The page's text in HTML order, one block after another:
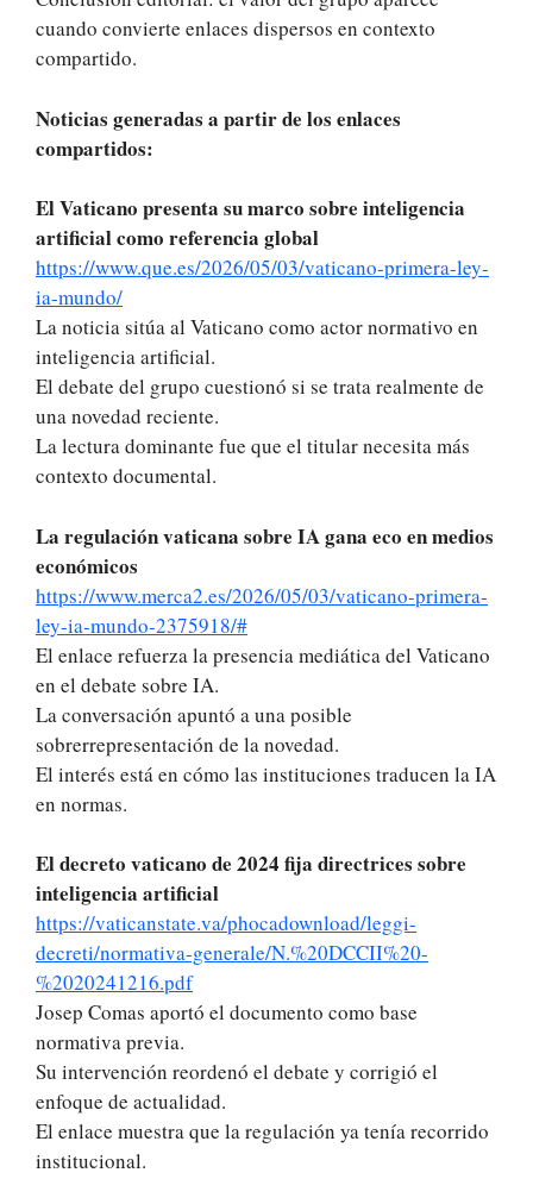
cuando convierte enlaces dispersos en contexto
compartido.
Noticias generadas a partir de los enlaces
compartidos:
El Vaticano presenta su marco sobre inteligencia
artificial como referencia global
https://www.que.es/2026/05/03/vaticano-primera-ley-
ia-mundo/
La noticia sitúa al Vaticano como actor normativo en
inteligencia artificial.
El debate del grupo cuestionó si se trata realmente de
una novedad reciente.
La lectura dominante fue que el titular necesita más
contexto documental.
La regulación vaticana sobre IA gana eco en medios
económicos
https://www.merca2.es/2026/05/03/vaticano-primera-
ley-ia-mundo-2375918/#
El enlace refuerza la presencia mediática del Vaticano
en el debate sobre IA.
La conversación apuntó a una posible
sobrerrepresentación de la novedad.
El interés está en cómo las instituciones traducen la IA
en normas.
El decreto vaticano de 2024 fija directrices sobre
inteligencia artificial
https://vaticanstate.va/phocadownload/leggi-
decreti/normativa-generale/N.%20DCCII%20-
%2020241216.pdf
Josep Comas aportó el documento como base
normativa previa.
Su intervención reordenó el debate y corrigió el
enfoque de actualidad.
El enlace muestra que la regulación ya tenía recorrido
institucional.